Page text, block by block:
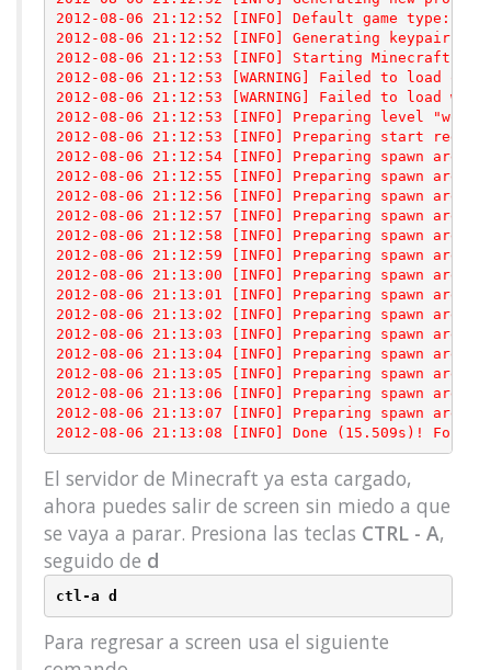
2012-08-06 21:12:52 [INFO] Default game type:
2012-08-06 21:12:52 [INFO] Generating keypair
2012-08-06 21:12:53 [INFO] Starting Minecraft
2012-08-06 21:12:53 [WARNING] Failed to
2012-08-06 21:12:53 [WARNING] Failed to
2012-08-06 21:12:53 [INFO] Preparing level
2012-08-06 21:12:53 [INFO] Preparing start
2012-08-06 21:12:54 [INFO] Preparing spawn area:
2012-08-06 21:12:55 [INFO] Preparing spawn area:
2012-08-06 21:12:56 [INFO] Preparing spawn area:
2012-08-06 21:12:57 [INFO] Preparing spawn area:
2012-08-06 21:12:58 [INFO] Preparing spawn area:
2012-08-06 21:12:59 [INFO] Preparing spawn area:
2012-08-06 21:13:00 [INFO] Preparing spawn area:
2012-08-06 21:13:01 [INFO] Preparing spawn area:
2012-08-06 21:13:02 [INFO] Preparing spawn area:
2012-08-06 21:13:03 [INFO] Preparing spawn area:
2012-08-06 21:13:04 [INFO] Preparing spawn area:
2012-08-06 21:13:05 [INFO] Preparing spawn area:
2012-08-06 21:13:06 [INFO] Preparing spawn area:
2012-08-06 21:13:07 [INFO] Preparing spawn area:
2012-08-06 21:13:08 [INFO] Done (15.509s)! For
El servidor de Minecraft ya esta cargado,
ahora puedes salir de screen sin miedo a que
se vaya a parar. Presiona las teclas CTRL - A,
seguido de d
ctl-a d
Para regresar a screen usa el siguiente